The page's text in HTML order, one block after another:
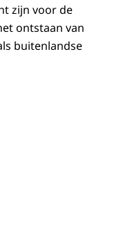
zijn voor de
ontstaan van
buitenlandse